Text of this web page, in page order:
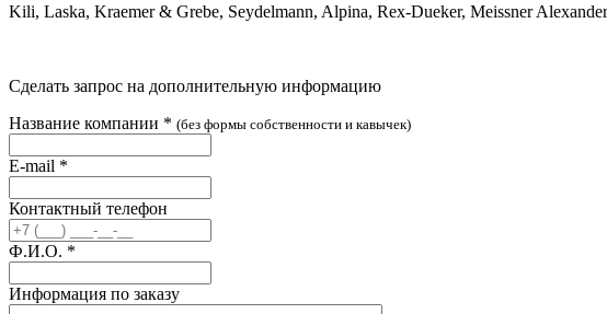
Kili, Laska, Kraemer & Grebe, Seydelmann, Alpina, Rex-Dueker, Meissner
Сделать запрос на дополнительную информацию
Название компании * (без формы собственности и кавычек)
E-mail *
Контактный телефон
Ф.И.О. *
Информация по заказу